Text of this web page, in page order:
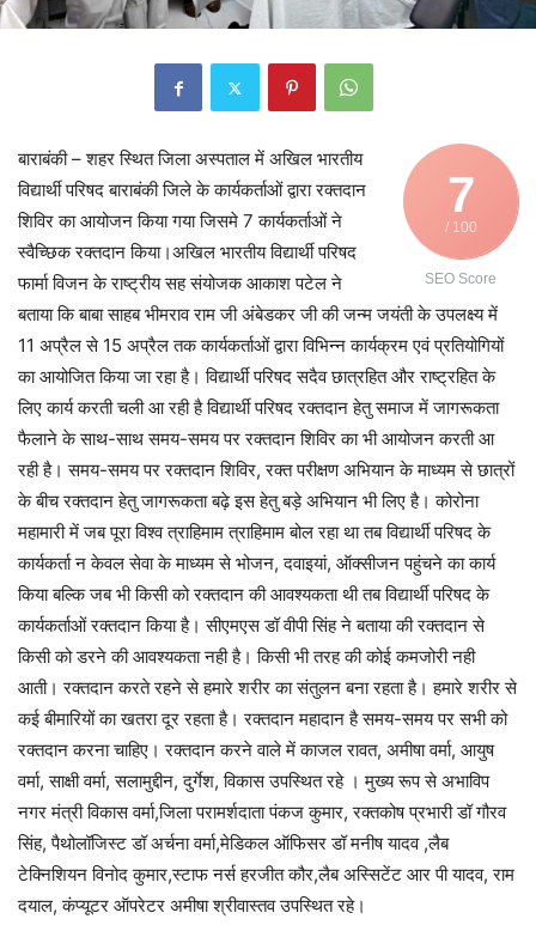
7
/ 100
SEO Score
बाराबंकी – शहर स्थित जिला अस्पताल में अखिल भारतीय
विद्यार्थी परिषद बाराबंकी जिले के कार्यकर्ताओं द्वारा रक्तदान
शिविर का आयोजन किया गया जिसमे 7 कार्यकर्ताओं ने
स्वैच्छिक रक्तदान किया।अखिल भारतीय विद्यार्थी परिषद
फार्मा विजन के राष्ट्रीय सह संयोजक आकाश पटेल ने
बताया कि बाबा साहब भीमराव राम जी अंबेडकर जी की जन्म जयंती के उपलक्ष्य में
11 अप्रैल से 15 अप्रैल तक कार्यकर्ताओं द्वारा विभिन्न कार्यक्रम एवं प्रतियोगियों
का आयोजित किया जा रहा है। विद्यार्थी परिषद सदैव छात्रहित और राष्ट्रहित के
लिए कार्य करती चली आ रही है विद्यार्थी परिषद रक्तदान हेतु समाज में जागरूकता
फैलाने के साथ-साथ समय-समय पर रक्तदान शिविर का भी आयोजन करती आ
रही है। समय-समय पर रक्तदान शिविर, रक्त परीक्षण अभियान के माध्यम से छात्रों
के बीच रक्तदान हेतु जागरूकता बढ़े इस हेतु बड़े अभियान भी लिए है। कोरोना
महामारी में जब पूरा विश्व त्राहिमाम त्राहिमाम बोल रहा था तब विद्यार्थी परिषद के
कार्यकर्ता न केवल सेवा के माध्यम से भोजन, दवाइयां, ऑक्सीजन पहुंचने का कार्य
किया बल्कि जब भी किसी को रक्तदान की आवश्यकता थी तब विद्यार्थी परिषद के
कार्यकर्ताओं रक्तदान किया है। सीएमएस डॉ वीपी सिंह ने बताया की रक्तदान से
किसी को डरने की आवश्यकता नही है। किसी भी तरह की कोई कमजोरी नही
आती। रक्तदान करते रहने से हमारे शरीर का संतुलन बना रहता है। हमारे शरीर से
कई बीमारियों का खतरा दूर रहता है। रक्तदान महादान है समय-समय पर सभी को
रक्तदान करना चाहिए। रक्तदान करने वाले में काजल रावत, अमीषा वर्मा, आयुष
वर्मा, साक्षी वर्मा, सलामुद्दीन, दुर्गेश, विकास उपस्थित रहे । मुख्य रूप से अभाविप
नगर मंत्री विकास वर्मा,जिला परामर्शदाता पंकज कुमार, रक्तकोष प्रभारी डॉ गौरव
सिंह, पैथोलॉजिस्ट डॉ अर्चना वर्मा,मेडिकल ऑफिसर डॉ मनीष यादव ,लैब
टेक्निशियन विनोद कुमार,स्टाफ नर्स हरजीत कौर,लैब अस्सिटेंट आर पी यादव, राम
दयाल, कंप्यूटर ऑपरेटर अमीषा श्रीवास्तव उपस्थित रहे।